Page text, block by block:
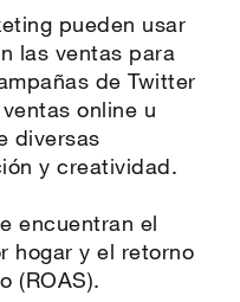
pueden usar
las ventas para
de Twitter
online u
diversas
y creatividad.
encuentran el
hogar y el retorno
(ROAS).